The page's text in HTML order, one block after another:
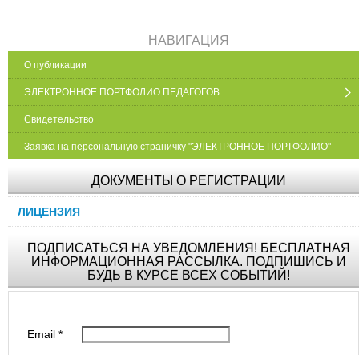
НАВИГАЦИЯ
О публикации
ЭЛЕКТРОННОЕ ПОРТФОЛИО ПЕДАГОГОВ
Свидетельство
Заявка на персональную страничку "ЭЛЕКТРОННОЕ ПОРТФОЛИО"
ДОКУМЕНТЫ О РЕГИСТРАЦИИ
ЛИЦЕНЗИЯ
ПОДПИСАТЬСЯ НА УВЕДОМЛЕНИЯ! БЕСПЛАТНАЯ
ИНФОРМАЦИОННАЯ РАССЫЛКА. ПОДПИШИСЬ И
БУДЬ В КУРСЕ ВСЕХ СОБЫТИЙ!
Email*